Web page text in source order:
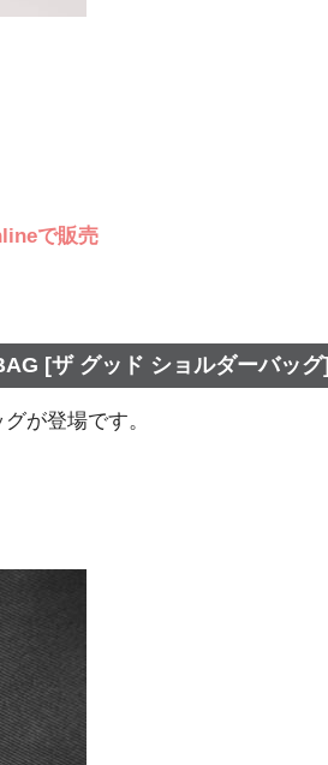
で販売
[ザ グッド ショルダーバッグ]
が登場です。